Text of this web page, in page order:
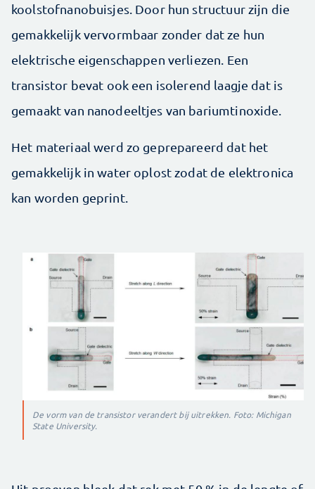
koolstofnanobuisjes. Door hun structuur zijn die
gemakkelijk vervormbaar zonder dat ze hun
elektrische eigenschappen verliezen. Een
transistor bevat ook een isolerend laagje dat is
gemaakt van nanodeeltjes van bariumtinoxide.
Het materiaal werd zo geprepareerd dat het
gemakkelijk in water oplost zodat de elektronica
kan worden geprint.
De vorm van de transistor verandert bij uitrekken. Foto: Michigan
State University.